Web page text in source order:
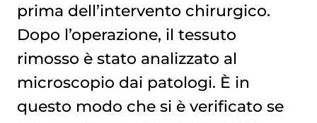
prima dell’intervento chirurgico.
Dopo l’operazione, il tessuto
rimosso è stato analizzato al
microscopio dai patologi. È in
questo modo che si è verificato se